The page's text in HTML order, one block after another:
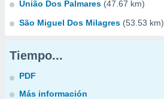
União Dos Palmares (47.67 km)
São Miguel Dos Milagres (53.53 km)
Tiempo...
PDF
Más información